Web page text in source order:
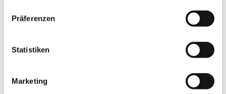
Präferenzen
Statistiken
Marketing